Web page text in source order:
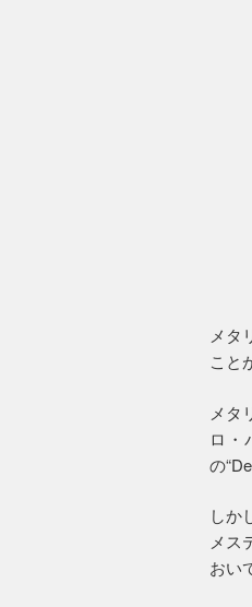
メタ
こと
メタ
ロ・
の
しか
メス
おい